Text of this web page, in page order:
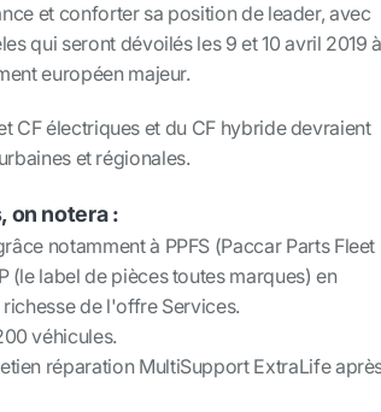
et conforter sa position de leader, avec
qui seront dévoilés les 9 et 10 avril 2019
européen majeur.
CF électriques et du CF hybride devraient
et régionales.
on notera :
notamment à PPFS (Paccar Parts Fleet
(le label de pièces toutes marques) en
de l'offre Services.
véhicules.
réparation MultiSupport ExtraLife